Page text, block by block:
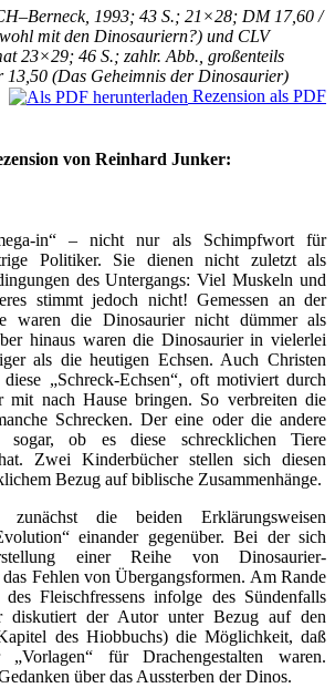
1993; 43 S.; 21×28; DM 17,60 /
mit den Dinosauriern?) und CLV
23×29; 46 S.; zahlr. Abb., großenteils
(Das Geheimnis der Dinosaurier)
Rezension als PDF
von Reinhard Junker:
in“ – nicht nur als Schimpfwort für
Politiker. Sie dienen nicht zuletzt als
des Untergangs: Viel Muskeln und
stimmt jedoch nicht! Gemessen an der
waren die Dinosaurier nicht dümmer als
hinaus waren die Dinosaurier in vielerlei
als die heutigen Echsen. Auch Christen
„Schreck-Echsen“, oft motiviert durch
mit nach Hause bringen. So verbreiten die
Schrecken. Der eine oder die andere
sogar, ob es diese schrecklichen Tiere
Zwei Kinderbücher stellen sich diesen
Bezug auf biblische Zusammenhänge.
die beiden Erklärungsweisen
einander gegenüber. Bei der sich
einer Reihe von Dinosaurier-
Fehlen von Übergangsformen. Am Rande
Fleischfressens infolge des Sündenfalls
diskutiert der Autor unter Bezug auf den
des Hiobbuchs) die Möglichkeit, daß
„Vorlagen“ für Drachengestalten waren.
über das Aussterben der Dinos.